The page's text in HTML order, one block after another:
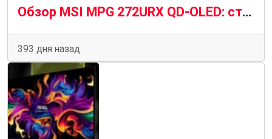
Обзор MSI MPG 272URX QD-OLED: стильный игровой экран
393 дня назад